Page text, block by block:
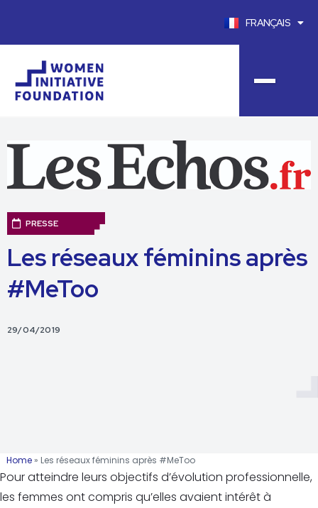
FRANÇAIS
ENGLISH
PRESSE
Les réseaux féminins après
#MeToo
29/04/2019
Home » Les réseaux féminins après #MeToo
Pour atteindre leurs objectifs d’évolution professionnelle,
les femmes ont compris qu’elles avaient intérêt à